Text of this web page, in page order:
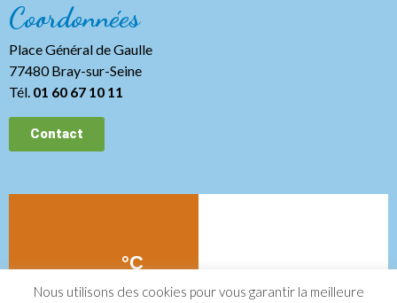
Coordonnées
Place Général de Gaulle
77480 Bray-sur-Seine
Tél. 01 60 67 10 11
Contact
Nous utilisons des cookies pour vous garantir la meilleure